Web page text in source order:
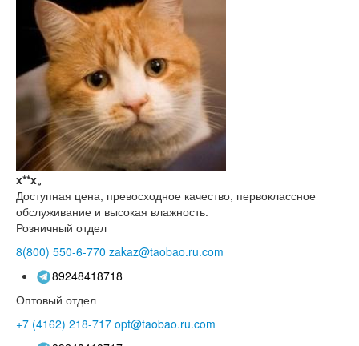
x**x。
Доступная цена, превосходное качество, первоклассное
обслуживание и высокая влажность.
Розничный отдел
8(800) 550-6-770 zakaz@taobao.ru.com
89248418718
Оптовый отдел
+7 (4162) 218-717 opt@taobao.ru.com